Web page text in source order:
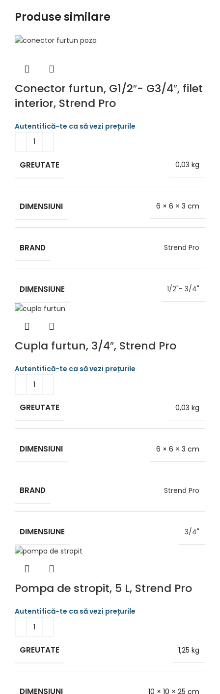
Produse similare
Conector furtun, G1/2″- G3/4″, filet
interior, Strend Pro
GREUTATE 0,03 kg
DIMENSIUNI 6 × 6 × 3 cm
BRAND Strend Pro
DIMENSIUNE 1/2"- 3/4"
Cupla furtun, 3/4″, Strend Pro
GREUTATE 0,03 kg
DIMENSIUNI 6 × 6 × 3 cm
BRAND Strend Pro
DIMENSIUNE 3/4"
Pompa de stropit, 5 L, Strend Pro
GREUTATE 1,25 kg
DIMENSIUNI 10 × 10 × 25 cm